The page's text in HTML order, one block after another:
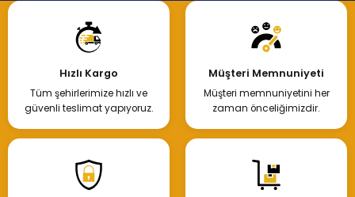
Hızlı Kargo
Tüm şehirlerimize hızlı ve
güvenli teslimat yapıyoruz.
Müşteri Memnuniyeti
Müşteri memnuniyetini her
zaman önceliğimizdir.